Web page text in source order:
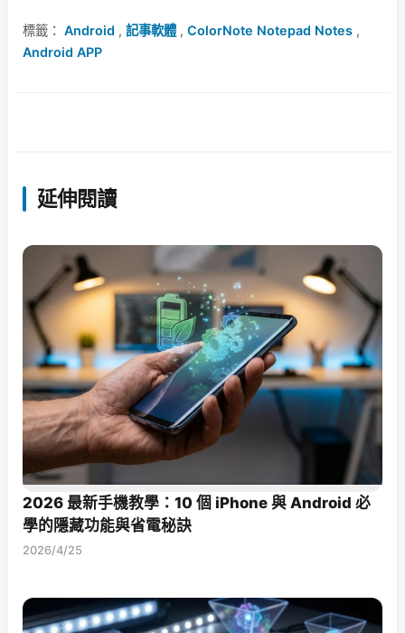
標籤： Android , 記事軟體, ColorNote Notepad Notes ,
Android APP
延伸閱讀
2026 最新手機教學：10 個 iPhone 與 Android 必
學的隱藏功能與省電秘訣
2026/4/25